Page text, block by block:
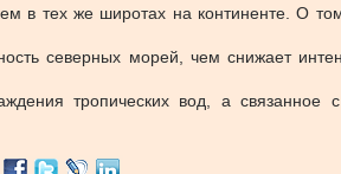
в тех же широтах на континенте. О
северных морей, чем снижает
тропических вод, а связанное